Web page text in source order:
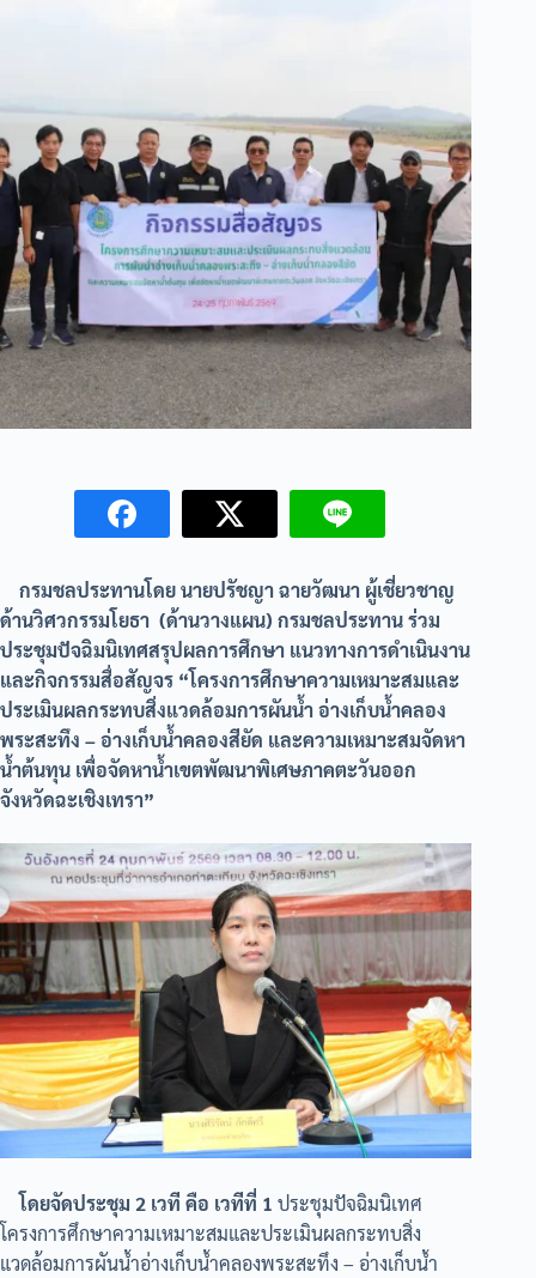
กรมชลประทานโดย นายปรัชญา ฉายวัฒนา ผู้เชี่ยวชาญ
ด้านวิศวกรรมโยธา (ด้านวางแผน) กรมชลประทาน ร่วม
ประชุมปัจฉิมนิเทศสรุปผลการศึกษา แนวทางการดำเนินงาน
และกิจกรรมสื่อสัญจร “โครงการศึกษาความเหมาะสมและ
ประเมินผลกระทบสิ่งแวดล้อมการผันน้ำ อ่างเก็บน้ำคลอง
พระสะทึง – อ่างเก็บน้ำคลองสียัด และความเหมาะสมจัดหา
น้ำต้นทุน เพื่อจัดหาน้ำเขตพัฒนาพิเศษภาคตะวันออก
จังหวัดฉะเชิงเทรา”
โดยจัดประชุม 2 เวที คือ เวทีที่ 1 ประชุมปัจฉิมนิเทศ
โครงการศึกษาความเหมาะสมและประเมินผลกระทบสิ่ง
แวดล้อมการผันน้ำอ่างเก็บน้ำคลองพระสะทึง – อ่างเก็บน้ำ